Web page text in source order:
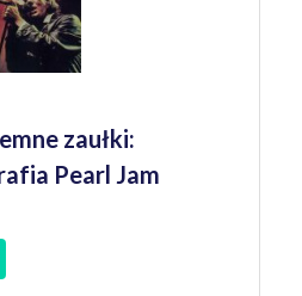
zaułki:
Pearl Jam